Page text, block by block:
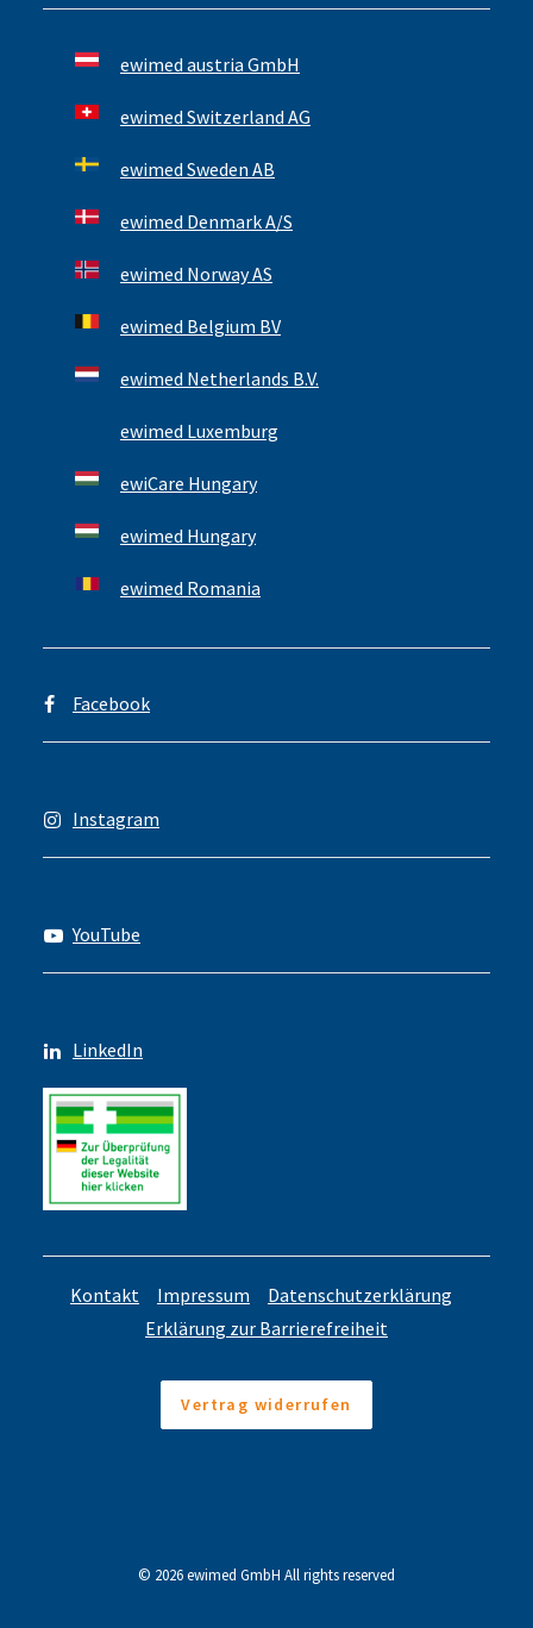
ewimed austria GmbH
ewimed Switzerland AG
ewimed Sweden AB
ewimed Denmark A/S
ewimed Norway AS
ewimed Belgium BV
ewimed Netherlands B.V.
ewimed Luxemburg
ewiCare Hungary
ewimed Hungary
ewimed Romania
Facebook
Instagram
YouTube
LinkedIn
Kontakt Impressum
Datenschutzerklärung
Erklärung zur Barrierefreiheit
Vertrag widerrufen
© 2026 ewimed GmbH All rights reserved